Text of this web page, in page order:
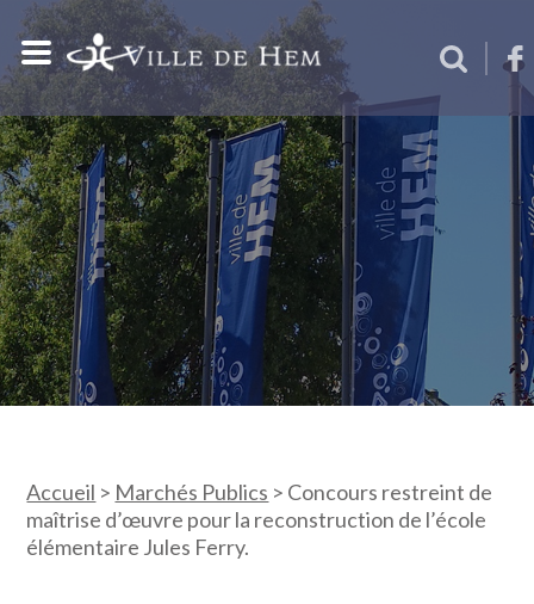
Accueil > Marchés Publics > Concours restreint de
maîtrise d’œuvre pour la reconstruction de l’école
élémentaire Jules Ferry.